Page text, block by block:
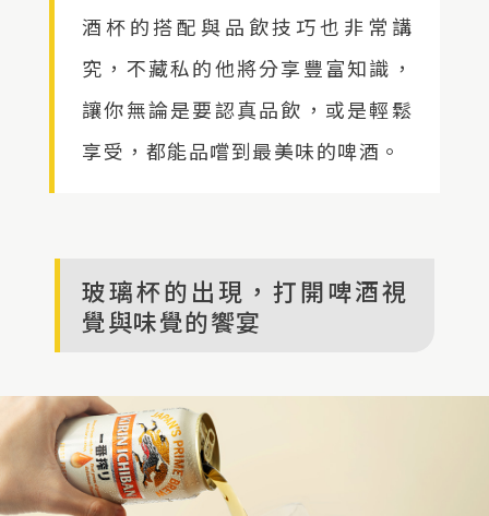
酒杯的搭配與品飲技巧也非常講
究，不藏私的他將分享豐富知識，
讓你無論是要認真品飲，或是輕鬆
享受，都能品嚐到最美味的啤酒。
玻璃杯的出現，打開啤酒視
覺與味覺的饗宴